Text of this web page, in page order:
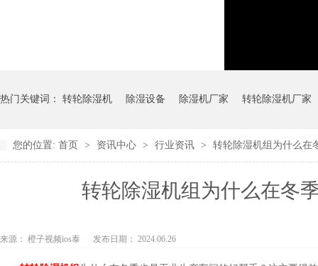
热门关键词： 转轮除湿机 除湿设备 除湿机厂家 转轮除湿机厂家
您的位置: 首页 > 资讯中心 > 行业资讯 > 转轮除湿机组为什么在冬
转轮除湿机组为什么在冬季
来源： 橙子视频ios泰 发布日期： 2024.06.26